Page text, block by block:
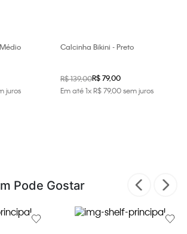
juros
Calcinha Bikini - Preto
R$ 139,00R$ 79,00
Em até1xR$79,00sem juros
Pode Gostar